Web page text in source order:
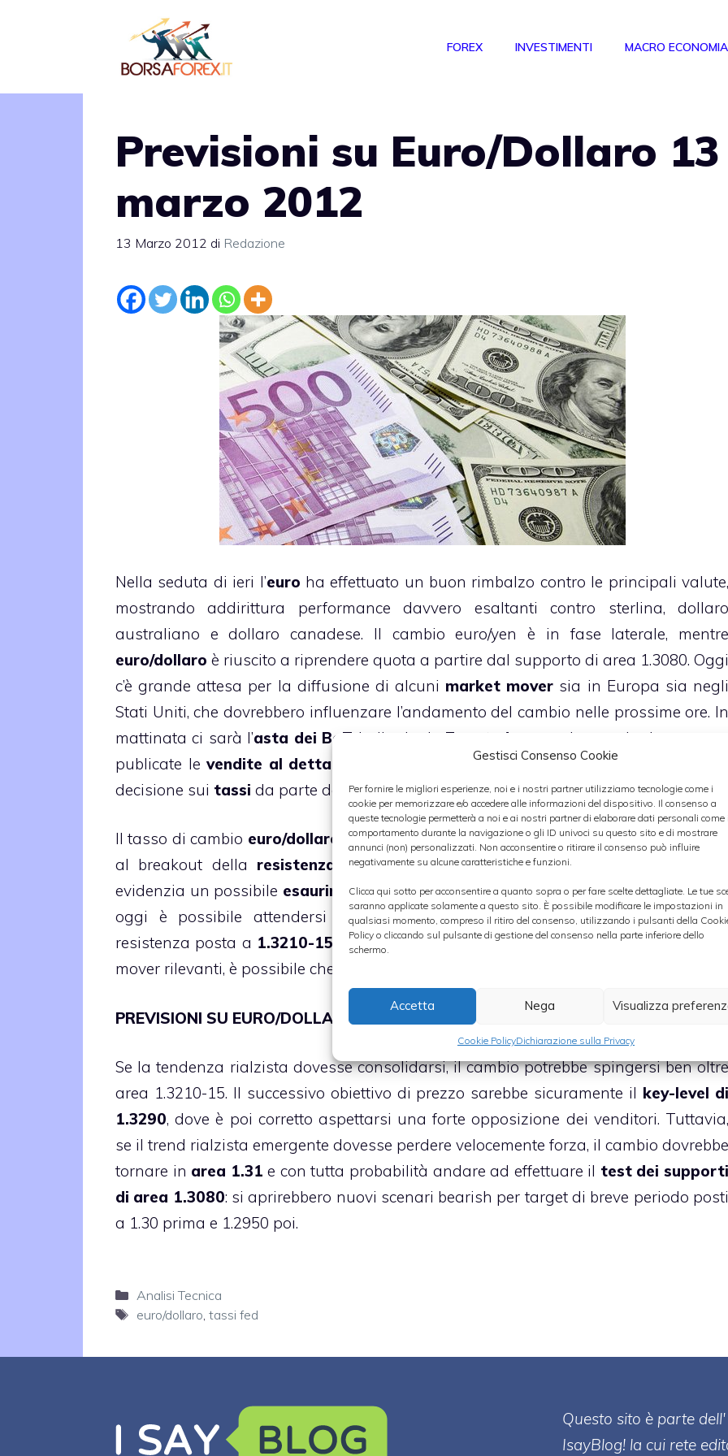
Gestisci Consenso Cookie
Per fornire le migliori esperienze, noi e i nostri partner utilizziamo tecnologie come i
cookie per memorizzare e/o accedere alle informazioni del dispositivo. Il consenso a
queste tecnologie permetterà a noi e ai nostri partner di elaborare dati personali come
comportamento durante la navigazione o gli ID univoci su questo sito e di mostrare
annunci (non) personalizzati. Non acconsentire o ritirare il consenso può influire
negativamente su alcune caratteristiche e funzioni.
Clicca qui sotto per acconsentire a quanto sopra o per fare scelte dettagliate. Le tue
saranno applicate solamente a questo sito. È possibile modificare le impostazioni in
qualsiasi momento, compreso il ritiro del consenso, utilizzando i pulsanti della
Policy o cliccando sul pulsante di gestione del consenso nella parte inferiore dello
schermo.
Accetta Nega Visualizza
Cookie PolicyDichiarazione sulla Privacy
FOREX INVESTIMENTI MACRO ECONOMIA
Previsioni su Euro/Dollaro 13
marzo 2012
13 Marzo 2012 di Redazione
Nella seduta di ieri l’euro ha effettuato un buon rimbalzo contro le principali valute,
mostrando addirittura performance davvero esaltanti contro sterlina, dollaro
australiano e dollaro canadese. Il cambio euro/yen è in fase laterale, mentre
euro/dollaro è riuscito a riprendere quota a partire dal supporto di area 1.3080. Oggi
c’è grande attesa per la diffusione di alcuni market mover sia in Europa sia negli
Stati Uniti, che dovrebbero influenzare l’andamento del cambio nelle prossime ore. In
mattinata ci sarà l’asta dei BoT italiani e lo Zew tedesco
, nel pomeriggio saranno
publicate le vendite al dettaglio
negli USA mentre in serata ci sarà spazio per la
decisione sui tassi da parte dellaFED.
Il tasso di cambio euro/dollaro è riuscito a raggiungere ilkey-level di 1.3190 , grazie
al breakout della resistenza di 1.3130-40. Sul grafico daily la candela di ieri
evidenzia un possibile esaurimento temporaneo della tendenza ribassista, per
oggi è possibile attendersi nuovi approfondimenti rialzisti verso la prossima
resistenza posta a 1.3210-15 . Tuttavia, considerando la presenza di diversi market
mover rilevanti, è possibile che il trend possa essere maggiormente direzionale.
PREVISIONI SU EURO/DOLLARO 12 MARZO 2012
Se la tendenza rialzista dovesse consolidarsi, il cambio potrebbe spingersi ben oltre
area 1.3210-15. Il successivo obiettivo di prezzo sarebbe sicuramente il key-level di
1.3290, dove è poi corretto aspettarsi una forte opposizione dei venditori. Tuttavia,
se il trend rialzista emergente dovesse perdere velocemente forza, il cambio dovrebbe
tornare in area 1.31e con tutta probabilità andare ad effettuare il test dei supporti
di area 1.3080: si aprirebbero nuovi scenari bearish per target di breve periodo posti
a 1.30 prima e 1.2950 poi.
Categorie
Analisi Tecnica
Tag
euro/dollaro, tassi fed
Questo sito è parte
IsayBlog! la cui rete